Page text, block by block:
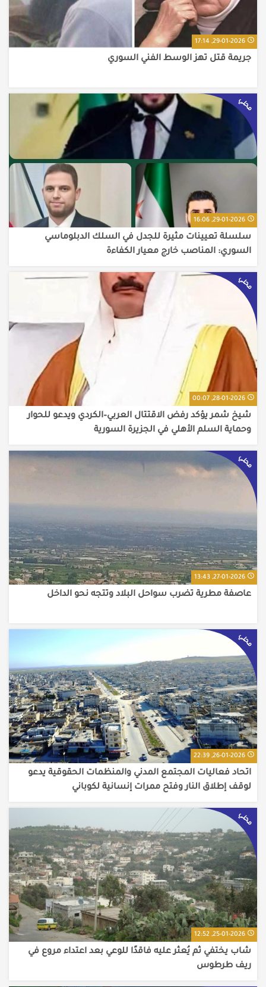
29-01-2026, 17:14
جريمة قتل تهز الوسط الفني السوري
محلي
29-01-2026, 16:06
سلسلة تعيينات مثيرة للجدل في السلك الدبلوماسي
السوري: المناصب خارج معيار الكفاءة
محلي
28-01-2026, 00:07
شيخ شمر يؤكد رفض الاقتتال العربي–الكردي ويدعو للحوار
وحماية السلم الأهلي في الجزيرة السورية
محلي
27-01-2026, 13:43
عاصفة مطرية تضرب سواحل البلاد وتتجه نحو الداخل
محلي
26-01-2026, 22:39
اتحاد فعاليات المجتمع المدني والمنظمات الحقوقية يدعو
لوقف إطلاق النار وفتح ممرات إنسانية لكوباني
محلي
25-01-2026, 12:52
شاب يختفي ثم يُعثر عليه فاقدًا للوعي بعد اعتداء مروع في
ريف طرطوس